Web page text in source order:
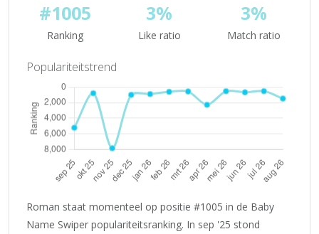
#1005
Ranking
3%
Like ratio
3%
Match ratio
Populariteitstrend
Roman staat momenteel op positie #1005 in de Baby
Name Swiper populariteitsranking. In sep '25 stond